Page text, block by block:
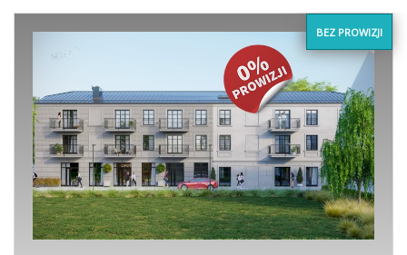
BEZ PROWIZJI